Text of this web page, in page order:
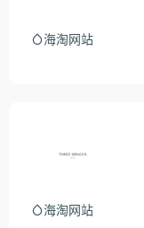
海淘网站
海淘网站